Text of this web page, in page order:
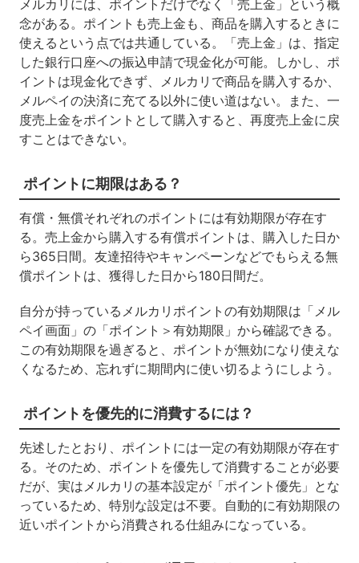
メルカリには、ポイントだけでなく「売上金」という概
念がある。ポイントも売上金も、商品を購入するときに
使えるという点では共通している。「売上金」は、指定
した銀行口座への振込申請で現金化が可能。しかし、ポ
イントは現金化できず、メルカリで商品を購入するか、
メルペイの決済に充てる以外に使い道はない。また、一
度売上金をポイントとして購入すると、再度売上金に戻
すことはできない。
ポイントに期限はある？
有償・無償それぞれのポイントには有効期限が存在す
る。売上金から購入する有償ポイントは、購入した日か
ら365日間。友達招待やキャンペーンなどでもらえる無
償ポイントは、獲得した日から180日間だ。
自分が持っているメルカリポイントの有効期限は「メル
ペイ画面」の「ポイント＞有効期限」から確認できる。
この有効期限を過ぎると、ポイントが無効になり使えな
くなるため、忘れずに期間内に使い切るようにしよう。
ポイントを優先的に消費するには？
先述したとおり、ポイントには一定の有効期限が存在す
る。そのため、ポイントを優先して消費することが必要
だが、実はメルカリの基本設定が「ポイント優先」とな
っているため、特別な設定は不要。自動的に有効期限の
近いポイントから消費される仕組みになっている。